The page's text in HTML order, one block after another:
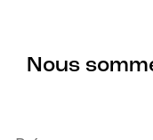
Nous